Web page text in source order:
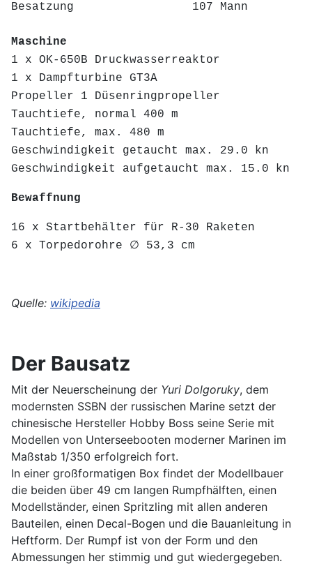
Besatzung 107 Mann
Maschine
1 x OK-650B Druckwasserreaktor
1 x Dampfturbine GT3A
Propeller 1 Düsenringpropeller
Tauchtiefe, normal 400 m
Tauchtiefe, max. 480 m
Geschwindigkeit getaucht max. 29.0 kn
Geschwindigkeit aufgetaucht max. 15.0 kn
Bewaffnung
16 x Startbehälter für R-30 Raketen
6 x Torpedorohre ∅ 53,3 cm
Quelle: wikipedia
Der Bausatz
Mit der Neuerscheinung der Yuri Dolgoruky, dem
modernsten SSBN der russischen Marine setzt der
chinesische Hersteller Hobby Boss seine Serie mit
Modellen von Unterseebooten moderner Marinen im
Maßstab 1/350 erfolgreich fort.
In einer großformatigen Box findet der Modellbauer
die beiden über 49 cm langen Rumpfhälften, einen
Modellständer, einen Spritzling mit allen anderen
Bauteilen, einen Decal-Bogen und die Bauanleitung in
Heftform. Der Rumpf ist von der Form und den
Abmessungen her stimmig und gut wiedergegeben.